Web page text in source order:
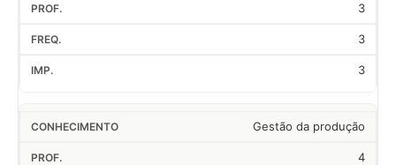
3
3
3
Gestão da produção
4